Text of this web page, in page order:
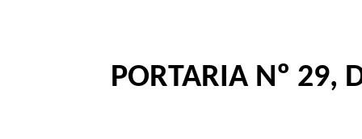
PORTARIA Nº 29,